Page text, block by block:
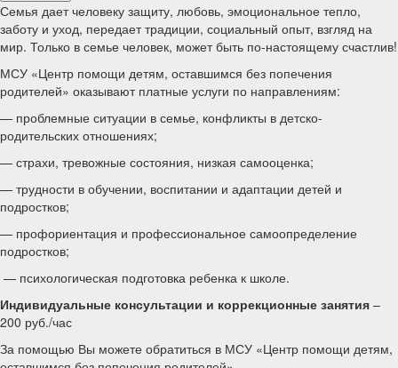
Семья дает человеку защиту, любовь, эмоциональное тепло,
заботу и уход, передает традиции, социальный опыт, взгляд на
мир. Только в семье человек, может быть по-настоящему счастлив!
МСУ «Центр помощи детям, оставшимся без попечения
родителей» оказывают платные услуги по направлениям:
— проблемные ситуации в семье, конфликты в детско-
родительских отношениях;
— страхи, тревожные состояния, низкая самооценка;
— трудности в обучении, воспитании и адаптации детей и
подростков;
— профориентация и профессиональное самоопределение
подростков;
— психологическая подготовка ребенка к школе.
Индивидуальные консультации и коррекционные занятия –
200 руб./час
За помощью Вы можете обратиться в МСУ «Центр помощи детям,